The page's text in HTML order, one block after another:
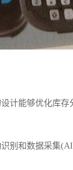
计能够优化库
别和数据采集